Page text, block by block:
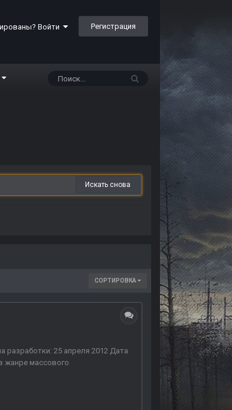
Войти Регистрация
Искать снова
СОРТИРОВКА
разработки: 25 апреля 2012 Дата
жанре массового